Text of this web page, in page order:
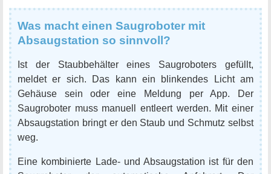
Was macht einen Saugroboter mit
Absaugstation so sinnvoll?
Ist der Staubbehälter eines Saugroboters gefüllt,
meldet er sich. Das kann ein blinkendes Licht am
Gehäuse sein oder eine Meldung per App. Der
Saugroboter muss manuell entleert werden. Mit einer
Absaugstation bringt er den Staub und Schmutz selbst
weg.
Eine kombinierte Lade- und Absaugstation ist für den